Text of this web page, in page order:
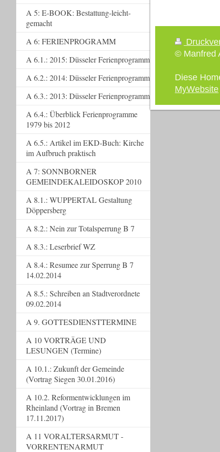
© Manfred
Diese
MyWebsite
A 5: E-BOOK: Bestattung-leicht-
gemacht
A 6: FERIENPROGRAMM
A 6.1.: 2015: Düsseler Ferienprogramm
A 6.2.: 2014: Düsseler Ferienprogramm
A 6.3.: 2013: Düsseler Ferienprogramm
A 6.4.: Überblick Ferienprogramme
1979 bis 2012
A 6.5.: Artikel im EKD-Buch: Kirche
im Aufbruch praktisch
A 7: SONNBORNER
GEMEINDEKALEIDOSKOP 2010
A 8.1.: WUPPERTAL Gestaltung
Döppersberg
A 8.2.: Nein zur Totalsperrung B 7
A 8.3.: Leserbrief WZ
A 8.4.: Resumee zur Sperrung B 7
14.02.2014
A 8.5.: Schreiben an Stadtverordnete
09.02.2014
A 9. GOTTESDIENSTTERMINE
A 10 VORTRÄGE UND
LESUNGEN (Termine)
A 10.1.: Zukunft der Gemeinde
(Vortrag Siegen 30.01.2016)
A 10.2. Reformentwicklungen im
Rheinland (Vortrag in Bremen
17.11.2017)
A 11 VORALTERSARMUT -
VORRENTENARMUT